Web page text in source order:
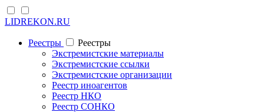
LIDREKON.RU
Реестры
Реестры
Экстремистские материалы
Экстремистские ссылки
Экстремистские организации
Реестр иноагентов
Реестр НКО
Реестр СОНКО